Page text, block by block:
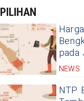
PILIHAN
pada
NEWS
NTP